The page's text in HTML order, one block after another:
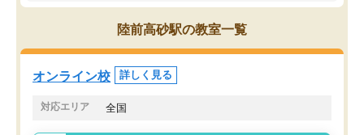
であるので無料の週末教室を使用しな
がら頑張って欲しいと思います！
陸前高砂駅の教室一覧
オンライン校 詳しく見る
対応エリア 全国